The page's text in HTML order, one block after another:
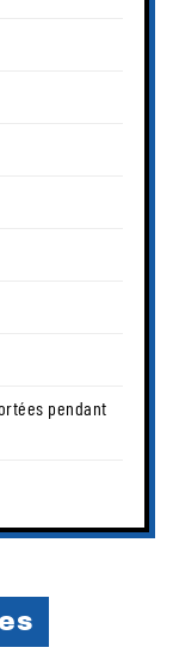
pendant